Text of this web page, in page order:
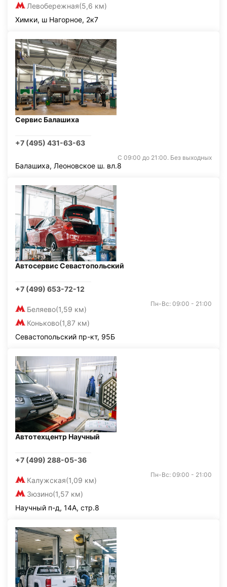
Левобережная(5,6 км)
Химки, ш Нагорное, 2к7
Сервис Балашиха
+7 (495) 431-63-63
С 09:00 до 21:00. Без выходных
Балашиха, Леоновское ш. вл.8
Автосервис Севастопольский
+7 (499) 653-72-12
Беляево(1,59 км)
Коньково(1,87 км)
Пн-Вс: 09:00 - 21:00
Севастопольский пр-кт, 95Б
Автотехцентр Научный
+7 (499) 288-05-36
Калужская(1,09 км)
Зюзино(1,57 км)
Пн-Вс: 09:00 - 21:00
Научный п-д, 14А, стр.8